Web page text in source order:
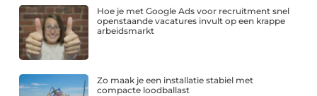
Hoe je met Google Ads voor recruitment snel
openstaande vacatures invult op een krappe
arbeidsmarkt
Zo maak je een installatie stabiel met
compacte loodballast